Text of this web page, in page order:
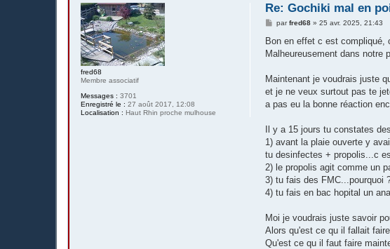
fred68
Membre associatif
Messages : 3701
Enregistré le : 27 août 2017, 12:08
Localisation : Haut Rhin proche mulhouse
Re: Gochiki mal en
M
s
a
parfred68 »25 avr. 2025, 21:43
Bon en effet c est compliqué,
Malheureusement dans notre
Maintenant je voudrais juste
et je ne veux surtout pas te
a pas eu la bonne réaction
Il y a 15 jours tu constates
1) avant la plaie ouverte y
tu desinfectes + propolis...c
2) le propolis agit comme un
3) tu fais des FMC...pourquoi
4) tu fais en bac hopital un
Moi je voudrais juste savoir
Alors qu'est ce qu il fallait
Qu'est ce qu il faut faire